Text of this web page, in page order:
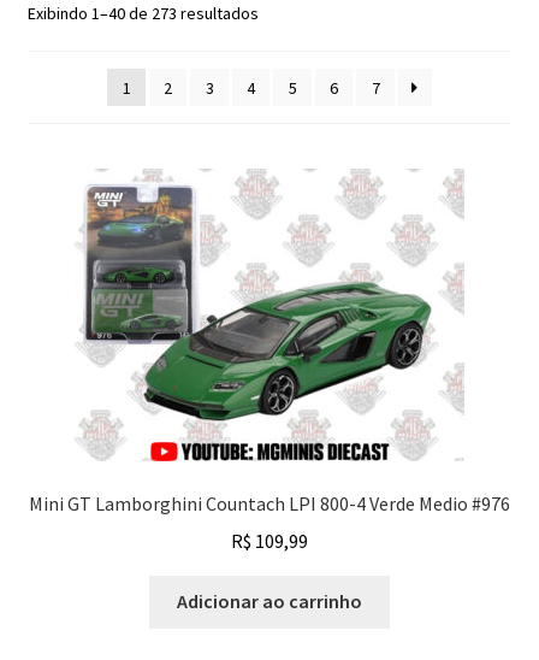
Exibindo 1–40 de 273 resultadosClassificado
recente
1 2 3 4 5 6 7
Mini GT Lamborghini Countach LPI 800-4 Verde Medio #976
R$ 109,99
Adicionar ao carrinho